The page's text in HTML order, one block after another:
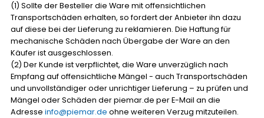
(1) Sollte der Besteller die Ware mit offensichtlichen
Transportschäden erhalten, so fordert der Anbieter ihn dazu
auf diese bei der Lieferung zu reklamieren. Die Haftung für
mechanische Schäden nach Übergabe der Ware an den
Käufer ist ausgeschlossen.
(2) Der Kunde ist verpflichtet, die Ware unverzüglich nach
Empfang auf offensichtliche Mängel - auch Transportschäden
und unvollständiger oder unrichtiger Lieferung – zu prüfen und
Mängel oder Schäden der piemar.de per E-Mail an die
Adresse info@piemar.de ohne weiteren Verzug mitzuteilen.